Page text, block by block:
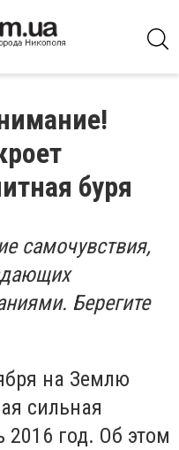
буря
самочувствия,
Берегите
на Землю
сильная
2016 год. Об этом